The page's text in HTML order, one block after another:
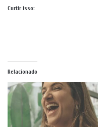
Curtir isso:
Relacionado